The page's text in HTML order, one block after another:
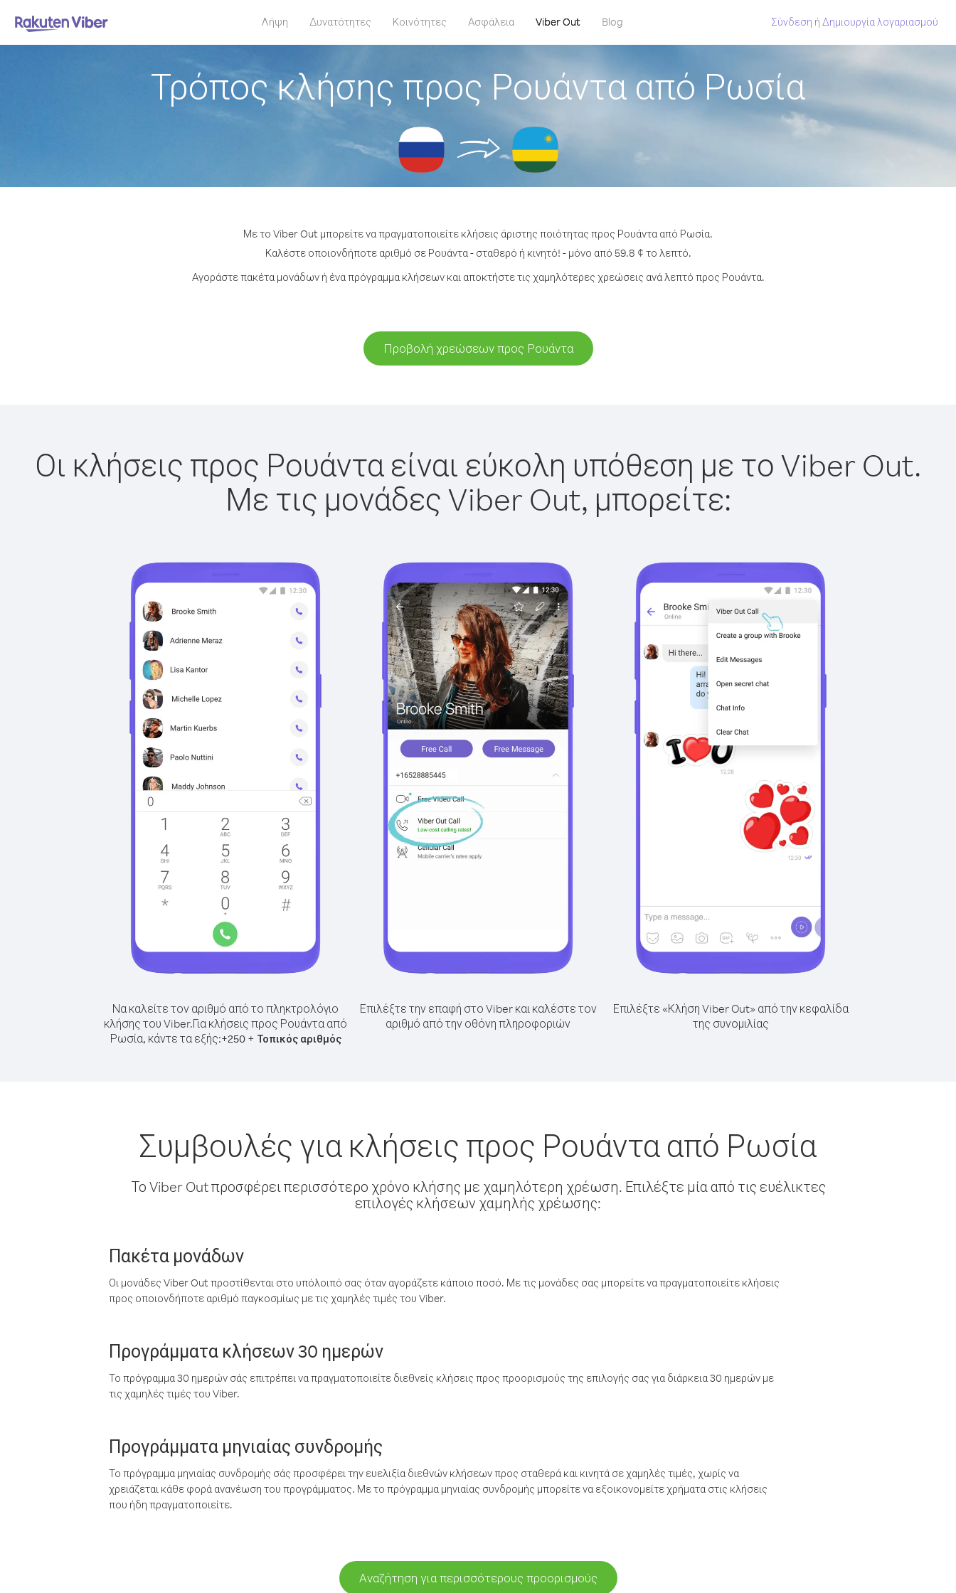
Λήψη Δυνατότητες Κοινότητες Ασφάλεια Viber Out Blog Σύνδεση ή Δημιουργία λογαριασμού
Τρόπος κλήσης προς Ρουάντα από Ρωσία
Με το Viber Out μπορείτε να πραγματοποιείτε κλήσεις άριστης ποιότητας προς Ρουάντα από Ρωσία.
Καλέστε οποιονδήποτε αριθμό σε Ρουάντα - σταθερό ή κινητό! - μόνο από 59.8 ¢ το λεπτό.
Αγοράστε πακέτα μονάδων ή ένα πρόγραμμα κλήσεων και αποκτήστε τις χαμηλότερες χρεώσεις ανά λεπτό προς Ρουάντα.
Προβολή χρεώσεων προς Ρουάντα
Οι κλήσεις προς Ρουάντα είναι εύκολη υπόθεση με το Viber Out.
Με τις μονάδες Viber Out, μπορείτε:
Να καλείτε τον αριθμό από το πληκτρολόγιο
κλήσης του Viber.Για κλήσεις προς Ρουάντα από
Ρωσία, κάντε τα εξής:+250+ Τοπικός αριθμός
Επιλέξτε την επαφή στο Viber και καλέστε τον
αριθμό από την οθόνη πληροφοριών
Επιλέξτε «Κλήση Viber Out» από την κεφαλίδα
της συνομιλίας
Συμβουλές για κλήσεις προς Ρουάντα από Ρωσία
Το Viber Out προσφέρει περισσότερο χρόνο κλήσης με χαμηλότερη χρέωση. Επιλέξτε μία από τις ευέλικτες
επιλογές κλήσεων χαμηλής χρέωσης:
Πακέτα μονάδων
Οι μονάδες Viber Out προστίθενται στο υπόλοιπό σας όταν αγοράζετε κάποιο ποσό. Με τις μονάδες σας μπορείτε να πραγματοποιείτε κλήσεις
προς οποιονδήποτε αριθμό παγκοσμίως με τις χαμηλές τιμές του Viber.
Προγράμματα κλήσεων 30 ημερών
Το πρόγραμμα 30 ημερών σάς επιτρέπει να πραγματοποιείτε διεθνείς κλήσεις προς προορισμούς της επιλογής σας για διάρκεια 30 ημερών με
τις χαμηλές τιμές του Viber.
Προγράμματα μηνιαίας συνδρομής
Το πρόγραμμα μηνιαίας συνδρομής σάς προσφέρει την ευελιξία διεθνών κλήσεων προς σταθερά και κινητά σε χαμηλές τιμές, χωρίς να
χρειάζεται κάθε φορά ανανέωση του προγράμματος. Με το πρόγραμμα μηνιαίας συνδρομής μπορείτε να εξοικονομείτε χρήματα στις κλήσεις
που ήδη πραγματοποιείτε.
Αναζήτηση για περισσότερους προορισμούς